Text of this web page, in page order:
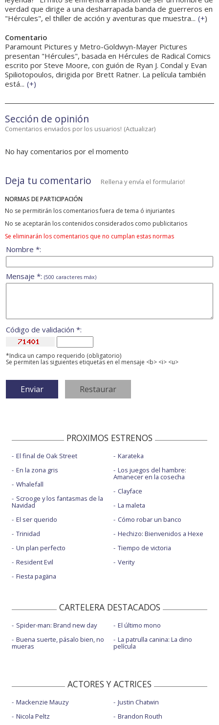
verdad que dirige a una desharrapada banda de guerreros en
"Hércules", el thiller de acción y aventuras que muestra... (+)
Comentario
Paramount Pictures y Metro-Goldwyn-Mayer Pictures
presentan "Hércules", basada en Hércules de Radical Comics
escrito por Steve Moore, con guión de Ryan J. Condal y Evan
Spiliotopoulos, dirigida por Brett Ratner. La película también
está... (+)
Sección de opinión
Comentarios enviados por los usuarios! (Actualizar)
No hay comentarios por el momento
Deja tu comentario Rellena y envía el formulario!
NORMAS DE PARTICIPACIÓN
No se permitirán los comentarios fuera de tema ó injuriantes
No se aceptarán los contenidos considerados como publicitarios
Se eliminarán los comentarios que no cumplan estas normas
Nombre *:
Mensaje *: (500 caracteres máx)
Código de validación *:
*Indica un campo requerido (obligatorio)
Se permiten las siguientes etiquetas en el mensaje <b> <i> <u>
PROXIMOS ESTRENOS
El final de Oak Street
En la zona gris
Whalefall
Scrooge y los fantasmas de la
Navidad
El ser querido
Trinidad
Un plan perfecto
Resident Evil
Fiesta pagäna
Karateka
Los juegos del hambre:
Amanecer en la cosecha
Clayface
La maleta
Cómo robar un banco
Hechizo: Bienvenidos a Hexe
Tiempo de victoria
Verity
CARTELERA DESTACADOS
Spider-man: Brand new day
Buena suerte, pásalo bien, no
mueras
El último mono
La patrulla canina: La dino
película
ACTORES Y ACTRICES
Mackenzie Mauzy
Nicola Peltz
Justin Chatwin
Brandon Routh